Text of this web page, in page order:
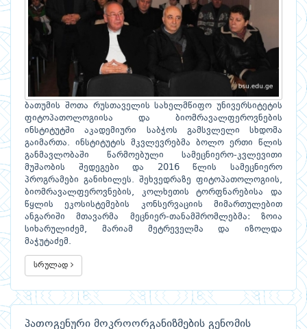
ბათუმის შოთა რუსთაველის სახელმწიფო უნივერსიტეტის
ფიტოპათოლოგიისა და ბიომრავალფეროვნების
ინსტიტუტში აკადემიური საბჭოს გამსვლელი სხდომა
გაიმართა. ინსტიტუტის მკვლევრებმა ბოლო ერთი წლის
განმავლობაში წარმოებული სამეცნიერო-კვლევითი
მუშაობის შედეგები და 2016 წლის სამეცნიერო
პროგრამები განიხილეს. შეხვედრაზე ფიტოპათოლოგიის,
ბიომრავალფეროვნების, კოლხეთის ტორფნარებისა და
წყლის ეკოსისტემების კონსერვაციის მიმართულებით
ანგარიში მთავარმა მეცნიერ-თანამშრომლებმა: ზოია
სიხარულიძემ, მარიამ მეტრეველმა და იზოლდა
მაჭუტაძემ.
სრულად
პათოგენური მოკროორგანიზმების გენომის